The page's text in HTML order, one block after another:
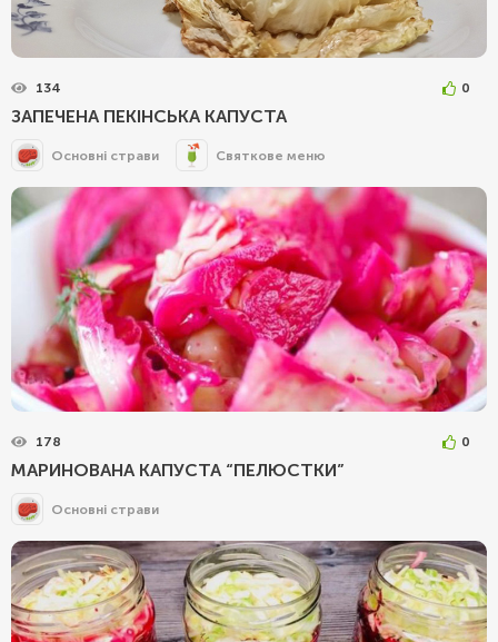
134 0
ЗАПЕЧЕНА ПЕКІНСЬКА КАПУСТА
Основні страви Святкове меню
178 0
МАРИНОВАНА КАПУСТА “ПЕЛЮСТКИ”
Основні страви